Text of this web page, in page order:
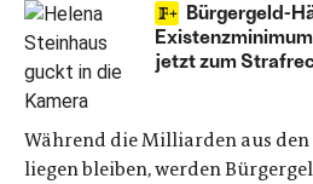
Bürgergeld-
jetzt zum
Während die Milliarden aus
liegen bleiben, werden